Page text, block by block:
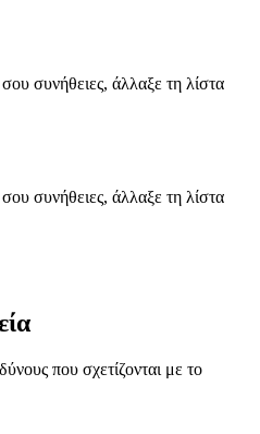
σου συνήθειες, άλλαξε τη λίστα
σου συνήθειες, άλλαξε τη λίστα
που σχετίζονται με το